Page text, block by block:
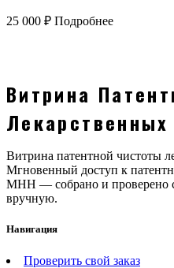
25 000 ₽ Подробнее
Витрина
Витрина патентной чистоты
Мгновенный доступ к
МНН — собрано и проверено
вручную.
Навигация
Проверить свой заказ